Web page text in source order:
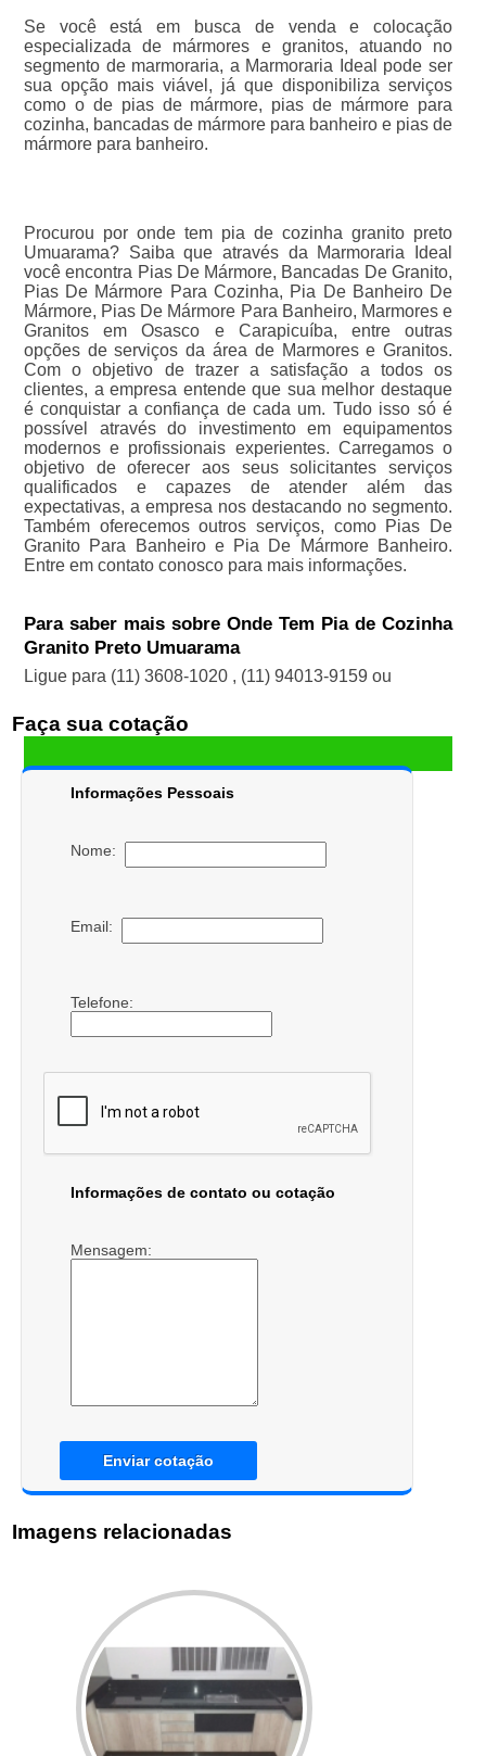
Se você está em busca de venda e colocação
especializada de mármores e granitos, atuando no
segmento de marmoraria, a Marmoraria Ideal pode ser
sua opção mais viável, já que disponibiliza serviços
como o de pias de mármore, pias de mármore para
cozinha, bancadas de mármore para banheiro e pias de
mármore para banheiro.
Procurou por onde tem pia de cozinha granito preto
Umuarama? Saiba que através da Marmoraria Ideal
você encontra Pias De Mármore, Bancadas De Granito,
Pias De Mármore Para Cozinha, Pia De Banheiro De
Mármore, Pias De Mármore Para Banheiro, Marmores e
Granitos em Osasco e Carapicuíba, entre outras
opções de serviços da área de Marmores e Granitos.
Com o objetivo de trazer a satisfação a todos os
clientes, a empresa entende que sua melhor destaque
é conquistar a confiança de cada um. Tudo isso só é
possível através do investimento em equipamentos
modernos e profissionais experientes. Carregamos o
objetivo de oferecer aos seus solicitantes serviços
qualificados e capazes de atender além das
expectativas, a empresa nos destacando no segmento.
Também oferecemos outros serviços, como Pias De
Granito Para Banheiro e Pia De Mármore Banheiro.
Entre em contato conosco para mais informações.
Para saber mais sobre Onde Tem Pia de Cozinha
Granito Preto Umuarama
Ligue para (11) 3608-1020 , (11) 94013-9159 ou
Faça sua cotação
Informações Pessoais
Nome:
Email:
Telefone:
Informações de contato ou cotação
Mensagem:
Enviar cotação
Imagens relacionadas